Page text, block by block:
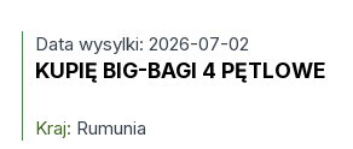
Data wysylki: 2026-07-02
KUPIĘ BIG-BAGI 4 PĘTLOWE
Kraj: Rumunia